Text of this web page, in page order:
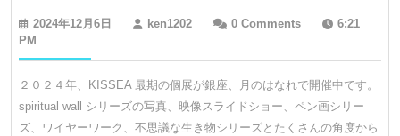
研
一
展
2024年12月6日
2024
6
日
ken1202ken12020 Comments
6:21
PM
２０２４年、KISSEA 最期の個展が銀座、月のはなれで開催中です。
spiritual wall シリーズの写真、映像スライドショー、ペン画シリー
ズ、ワイヤーワーク、不思議な生き物シリーズとたくさんの角度から